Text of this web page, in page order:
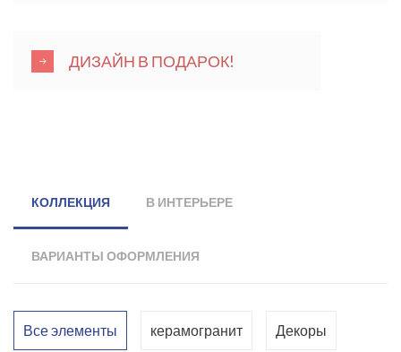
ДИЗАЙН В ПОДАРОК!
КОЛЛЕКЦИЯ В ИНТЕРЬЕРЕ
ВАРИАНТЫ ОФОРМЛЕНИЯ
Все элементы керамогранит Декоры